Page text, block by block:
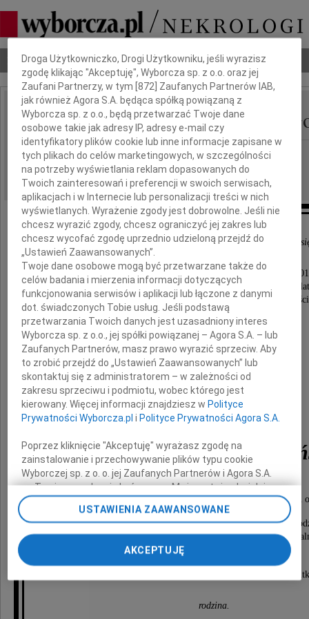
Nekrologi Odeszli Poradnik pogrzebowy
IMIĘ I NAZWISKO: Irena Wojciechowska-
REGION: Poznań
DATA EMISJI: 20.05.2015
"Umarłych wieczność dotąd trwa, dokąd pamięcią im
Z głębokim żalem zawiadamiamy, że dnia 15 maja
po krótkiej, ale ciężkiej chorobie, w wieku 68 lat
zmarła nasza ukochana Mama, Babcia, Siostra,
Irena
Wojciechowska-
Msza Święta Pogrzebowa zostanie odprawiona w dniu 21 maja 2015 roku
pw. Św. Jana Vianney na Sołaczu,
Odprowadzenie Urny z Prochami Zmarłej do grobu
odbędzie się o godzinie 12.00 na cmentarzu
przy ul. Lutyckiej.
O czym zawiadamia pogrążona w głębokim
rodzina.
Dbamy o Twoją prywatność
Droga Użytkowniczko, Drogi Użytkowniku, jeśli wyrazisz
zgodę klikając "Akceptuję", Wyborcza sp. z o.o. oraz jej
Zaufani Partnerzy, w tym [872 ] Zaufanych Partnerów IAB,
jak również Agora S.A. będąca spółką powiązaną z
Wyborcza sp. z o.o., będą przetwarzać Twoje dane
osobowe takie jak adresy IP, adresy e-mail czy
identyfikatory plików cookie lub inne informacje zapisane w
tych plikach do celów marketingowych, w szczególności
na potrzeby wyświetlania reklam dopasowanych do
Twoich zainteresowań i preferencji w swoich serwisach,
aplikacjach i w Internecie lub personalizacji treści w nich
wyświetlanych. Wyrażenie zgody jest dobrowolne. Jeśli nie
chcesz wyrazić zgody, chcesz ograniczyć jej zakres lub
chcesz wycofać zgodę uprzednio udzieloną przejdź do
„Ustawień Zaawansowanych”.
Twoje dane osobowe mogą być przetwarzane także do
celów badania i mierzenia informacji dotyczących
funkcjonowania serwisów i aplikacji lub łączone z danymi
dot. świadczonych Tobie usług. Jeśli podstawą
przetwarzania Twoich danych jest uzasadniony interes
Wyborcza sp. z o.o., jej spółki powiązanej – Agora S.A. – lub
Zaufanych Partnerów, masz prawo wyrazić sprzeciw. Aby
to zrobić przejdź do „Ustawień Zaawansowanych” lub
skontaktuj się z administratorem – w zależności od
zakresu sprzeciwu i podmiotu, wobec którego jest
kierowany. Więcej informacji znajdziesz w Polityce
Prywatności Wyborcza.pl i Polityce Prywatności Agora S.A.
Poprzez kliknięcie "Akceptuję" wyrażasz zgodę na
zainstalowanie i przechowywanie plików typu cookie
Wyborczej sp. z o. o. jej Zaufanych Partnerów i Agora S.A.
na Twoim urządzeniu końcowym. Możesz też w każdej
chwili zmienić swoje preferencje dot. plików cookie,
ponownie wywołując narzędzie do zarządzania Twoimi
odnośnik „Ustawienia prywatności” w stopce serwisu i
przechodząc do sekcji „Ustawienia zaawansowane”.
Zmiana ustawień plików cookie możliwa jest także za
pomocą ustawień przeglądarki.
My, nasi Zaufani Partnerzy i Agora S.A. możemy
USTAWIENIA ZAAWANSOWANE
AKCEPTUJĘ